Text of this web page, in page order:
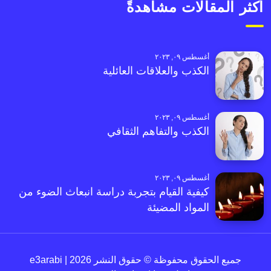
أكثر المقالات مشاهدةً
أغسطس ٠٩, ٢٠٢٣
الكذب والعلاقات العائلية
أغسطس ٠٩, ٢٠٢٣
الكذب والتفاهم الثقافي
أغسطس ٠٩, ٢٠٢٣
كيفية القيام بتجربة دراسة انبعاث الضوء من
المواد المضيئة
جميع الحقوق محفوظة © حقوق النشر 2026 | e3arabi